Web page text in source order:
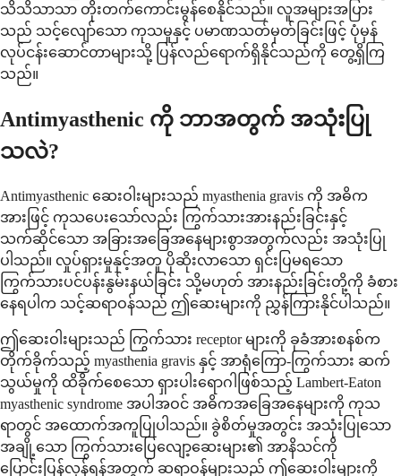
သိသိသာသာ တိုးတက်ကောင်းမွန်စေနိုင်သည်။ လူအများအပြား
သည် သင့်လျော်သော ကုသမှုနှင့် ပမာဏသတ်မှတ်ခြင်းဖြင့် ပုံမှန်
လုပ်ငန်းဆောင်တာများသို့ ပြန်လည်ရောက်ရှိနိုင်သည်ကို တွေ့ရှိကြ
သည်။
Antimyasthenic ကို ဘာအတွက် အသုံးပြု
သလဲ?
Antimyasthenic ဆေးဝါးများသည် myasthenia gravis ကို အဓိက
အားဖြင့် ကုသပေးသော်လည်း ကြွက်သားအားနည်းခြင်းနှင့်
သက်ဆိုင်သော အခြားအခြေအနေများစွာအတွက်လည်း အသုံးပြု
ပါသည်။ လှုပ်ရှားမှုနှင့်အတူ ပိုဆိုးလာသော ရှင်းပြမရသော
ကြွက်သားပင်ပန်းနွမ်းနယ်ခြင်း သို့မဟုတ် အားနည်းခြင်းတို့ကို ခံစား
နေရပါက သင့်ဆရာဝန်သည် ဤဆေးများကို ညွှန်ကြားနိုင်ပါသည်။
ဤဆေးဝါးများသည် ကြွက်သား receptor များကို ခုခံအားစနစ်က
တိုက်ခိုက်သည့် myasthenia gravis နှင့် အာရုံကြော-ကြွက်သား ဆက်
သွယ်မှုကို ထိခိုက်စေသော ရှားပါးရောဂါဖြစ်သည့် Lambert-Eaton
myasthenic syndrome အပါအဝင် အဓိကအခြေအနေများကို ကုသ
ရာတွင် အထောက်အကူပြုပါသည်။ ခွဲစိတ်မှုအတွင်း အသုံးပြုသော
အချို့သော ကြွက်သားပြေလျော့ဆေးများ၏ အာနိသင်ကို
ပြောင်းပြန်လှန်ရန်အတွက် ဆရာဝန်များသည် ဤဆေးဝါးများကို